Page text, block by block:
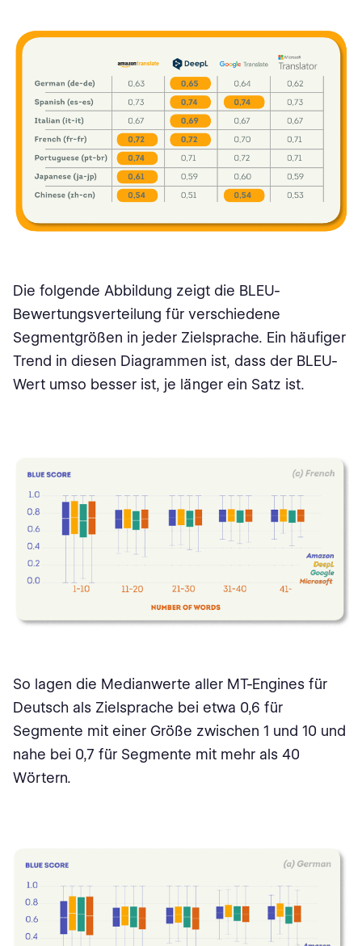
Die folgende Abbildung zeigt die BLEU-
Bewertungsverteilung für verschiedene
Segmentgrößen in jeder Zielsprache. Ein häufiger
Trend in diesen Diagrammen ist, dass der BLEU-
Wert umso besser ist, je länger ein Satz ist.
So lagen die Medianwerte aller MT-Engines für
Deutsch als Zielsprache bei etwa 0,6 für
Segmente mit einer Größe zwischen 1 und 10 und
nahe bei 0,7 für Segmente mit mehr als 40
Wörtern.